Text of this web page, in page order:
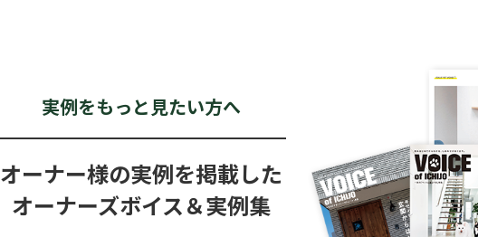
実例をもっと見たい方へ
オーナー様の実例を掲載した
オーナーズボイス＆実例集